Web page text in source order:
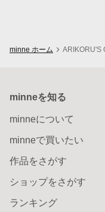
minne ホーム ARIKORU'S
minneを知る
minneについて
minneで買いたい
作品をさがす
ショップをさがす
ランキング